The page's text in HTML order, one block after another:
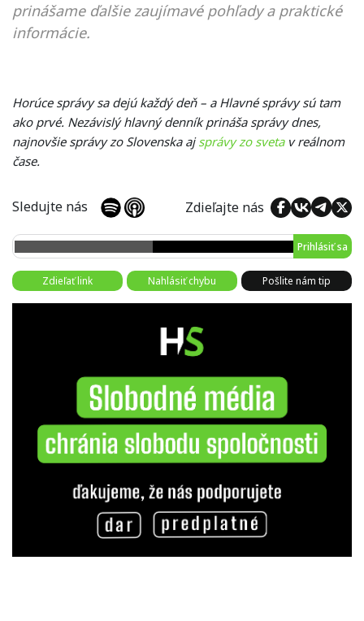
prinášame ďalšie zaujímavé pohľady a praktické
informácie.
Horúce správy sa dejú každý deň – a Hlavné správy sú tam
ako prvé. Nezávislý hlavný denník prináša správy dnes,
najnovšie správy zo Slovenska ajsprávy zo svetav reálnom
čase.
Sledujte nás Zdieľajte nás
Prihlásiť sa
Zdieľať link Nahlásiť chybu Pošlite nám tip